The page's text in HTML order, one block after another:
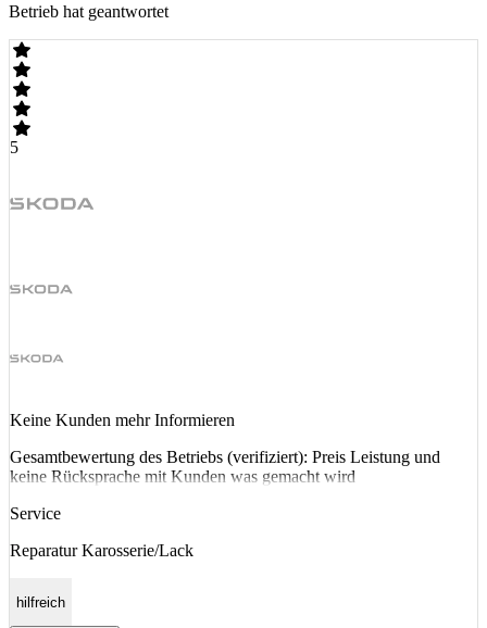
Betrieb hat geantwortet
5
Keine Kunden mehr Informieren
Gesamtbewertung des Betriebs (verifiziert): Preis Leistung und
keine Rücksprache mit Kunden was gemacht wird
Service
Reparatur Karosserie/Lack
hilfreich